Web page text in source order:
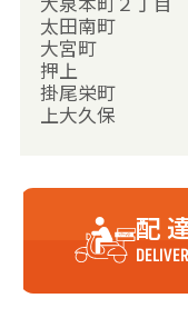
太田南町
大宮町
押上
掛尾栄町
上大久保
上堀南町
公文名
黒崎
黒瀬北町１丁目
小泉町
配